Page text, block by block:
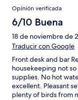
Opinión verificada
6/10 Buena
18 de noviembre de
Traducir con Google
Front desk and bar
housekeeping not
supplies. No hot
excellent. Pleasant
plenty of birds from